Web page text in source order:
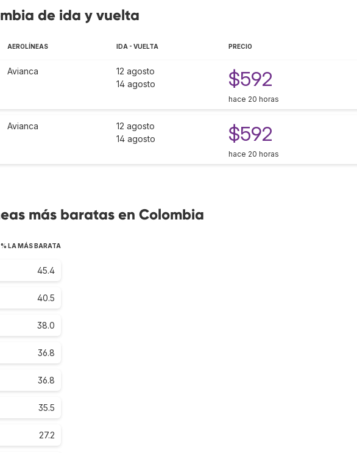
de ida y vuelta
AEROLÍNEAS IDA - VUELTA PRECIO
Avianca
12 agosto
14 agosto
$592
hace 20 horas
Avianca
12 agosto
14 agosto
$592
hace 20 horas
más baratas en Colombia
% LA MÁS BARATA
45.4
40.5
38.0
36.8
36.8
35.5
27.2